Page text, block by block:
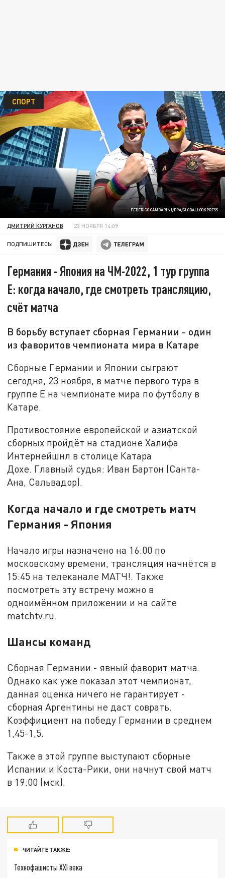
FEDERICO GAMBARINI/DPA/GLOBALLOOKPRESS
СПОРТ
ДМИТРИЙ КУРГАНОВ 23 НОЯБРЯ 14:09
ПОДПИШИТЕСЬ:
Германия - Япония на ЧМ-2022, 1 тур группа
E: когда начало, где смотреть трансляцию,
счёт матча
В борьбу вступает сборная Германии - один
из фаворитов чемпионата мира в Катаре
Сборные Германии и Японии сыграют
сегодня, 23 ноября, в матче первого тура в
группе E на чемпионате мира по футболу в
Катаре.
Противостояние европейской и азиатской
сборных пройдёт на стадионе Халифа
Интернейшнл в столице Катара
Дохе. Главный судья: Иван Бартон (Санта-
Ана, Сальвадор).
Когда начало и где смотреть матч
Германия - Япония
Начало игры назначено на 16:00 по
московскому времени, трансляция начнётся в
15:45 на телеканале МАТЧ!. Также
посмотреть эту встречу можно в
одноимённом приложении и на сайте
matchtv.ru.
Шансы команд
Сборная Германии - явный фаворит матча.
Однако как уже показал этот чемпионат,
данная оценка ничего не гарантирует -
сборная Аргентины не даст соврать.
Коэффициент на победу Германии в среднем
1,45-1,5.
Также в этой группе выступают сборные
Испании и Коста-Рики, они начнут свой матч
в 19:00 (мск).
ЧИТАЙТЕ ТАКЖЕ:
Технофашисты XXI века